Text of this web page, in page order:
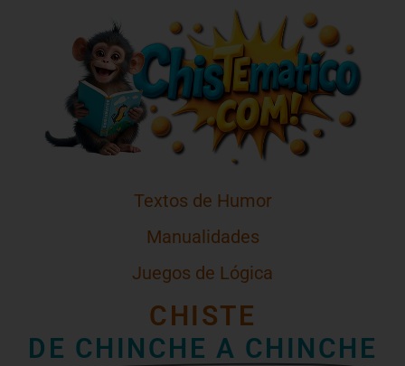
Textos de Humor
Manualidades
Juegos de Lógica
CHISTE
DE CHINCHE A CHINCHE